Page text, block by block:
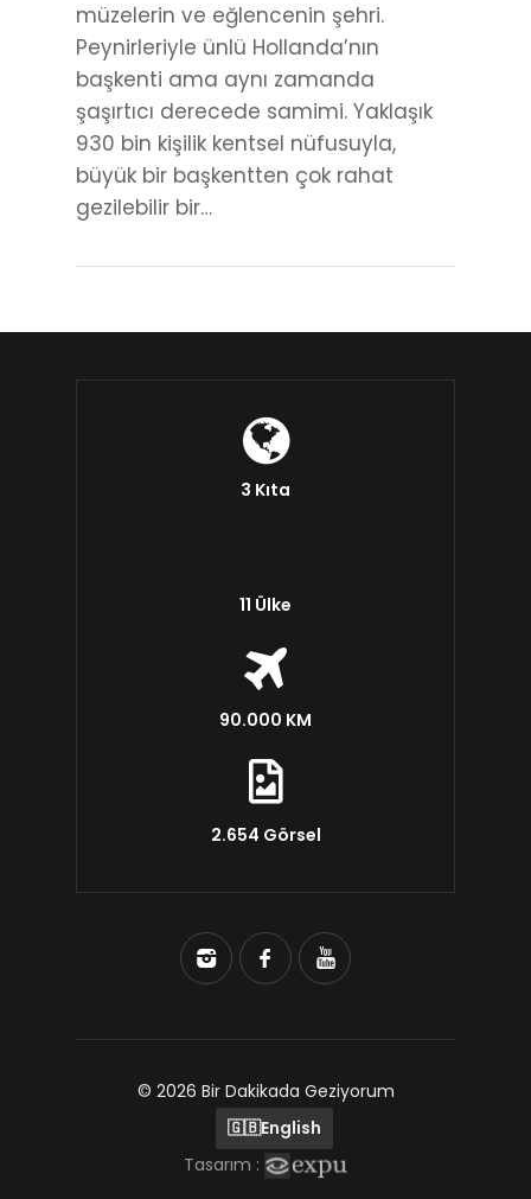
müzelerin ve eğlencenin şehri.
Peynirleriyle ünlü Hollanda’nın
başkenti ama aynı zamanda
şaşırtıcı derecede samimi. Yaklaşık
930 bin kişilik kentsel nüfusuyla,
büyük bir başkentten çok rahat
gezilebilir bir…
3 Kıta
11 Ülke
90.000 KM
2.654 Görsel
© 2026 Bir Dakikada Geziyorum
🇬🇧English
Tasarım :